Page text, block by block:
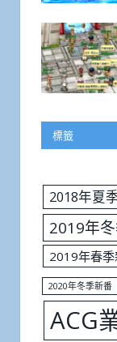
標籤
2018年夏
2019年
2019年春季
2020年冬季新番
ACG